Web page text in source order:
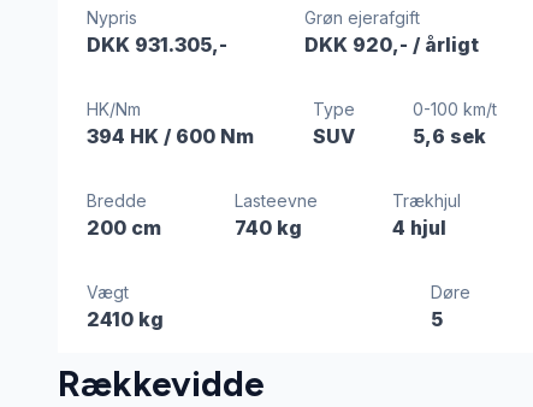
Nypris
DKK 931.305,-
Grøn ejerafgift
DKK 920,- / årligt
HK/Nm
394 HK / 600 Nm
Type
SUV
0-100 km/t
5,6 sek
Bredde
200 cm
Lasteevne
740 kg
Trækhjul
4 hjul
Vægt
2410 kg
Døre
5
Rækkevidde